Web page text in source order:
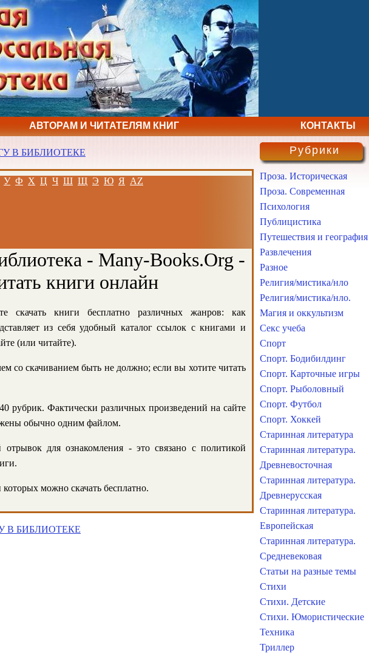
АВТОРАМ И ЧИТАТЕЛЯМ КНИГ КОНТАКТЫ
В БИБЛИОТЕКЕ
У Ф Х Ц Ч Ш Щ Э Ю Я AZ
- Many-Books.Org -
книги онлайн
скачать книги бесплатно различных жанров: как
из себя удобный каталог ссылок с книгами и
(или читайте).
со скачиванием быть не должно; если вы хотите читать
рубрик. Фактически различных произведений на сайте
обычно одним файлом.
для ознакомления - это связано с политикой
можно скачать бесплатно.
В БИБЛИОТЕКЕ
Рубрики
Проза. Историческая
Проза. Современная
Психология
Публицистика
Путешествия и география
Развлечения
Разное
Религия/мистика/нло
Религия/мистика/нло.
Магия и оккультизм
Секс учеба
Спорт
Спорт. Бодибилдинг
Спорт. Карточные игры
Спорт. Рыболовный
Спорт. Футбол
Спорт. Хоккей
Старинная литература
Старинная литература.
Древневосточная
Старинная литература.
Древнерусская
Старинная литература.
Европейская
Старинная литература.
Средневековая
Статьи на разные темы
Стихи
Стихи. Детские
Стихи. Юмористические
Техника
Триллер